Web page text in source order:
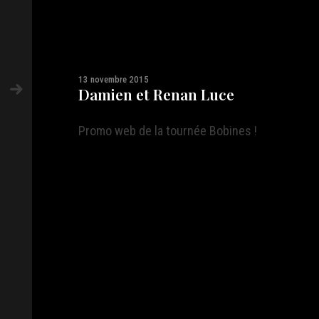
13 novembre 2015
Damien et Renan Luce
Promo web de la tournée Bobines !